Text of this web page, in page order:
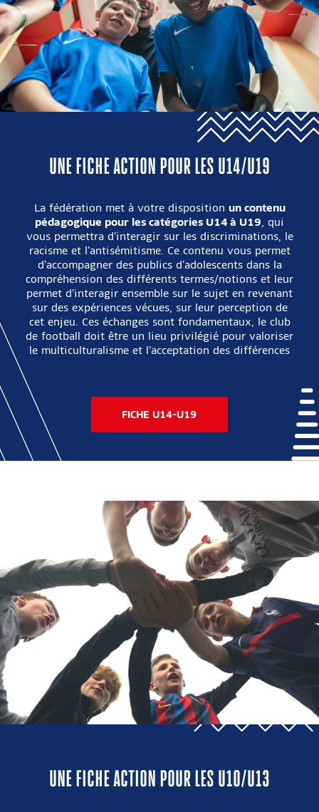
UNE FICHE ACTION POUR LES U14/U19
La fédération met à votre disposition un contenu
pédagogique pour les catégories U14 à U19 , qui
vous permettra d’interagir sur les discriminations, le
racisme et l’antisémitisme. Ce contenu vous permet
d’accompagner des publics d’adolescents dans la
compréhension des différents termes/notions et leur
permet d’interagir ensemble sur le sujet en revenant
sur des expériences vécues, sur leur perception de
cet enjeu. Ces échanges sont fondamentaux, le club
de football doit être un lieu privilégié pour valoriser
le multiculturalisme et l’acceptation des différences
FICHE U14-U19
UNE FICHE ACTION POUR LES U10/U13